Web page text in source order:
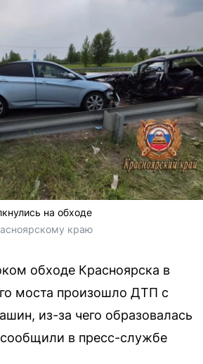
на обходе
краю
обходе Красноярска в
моста произошло ДТП с
из-за чего образовалась
в пресс-службе